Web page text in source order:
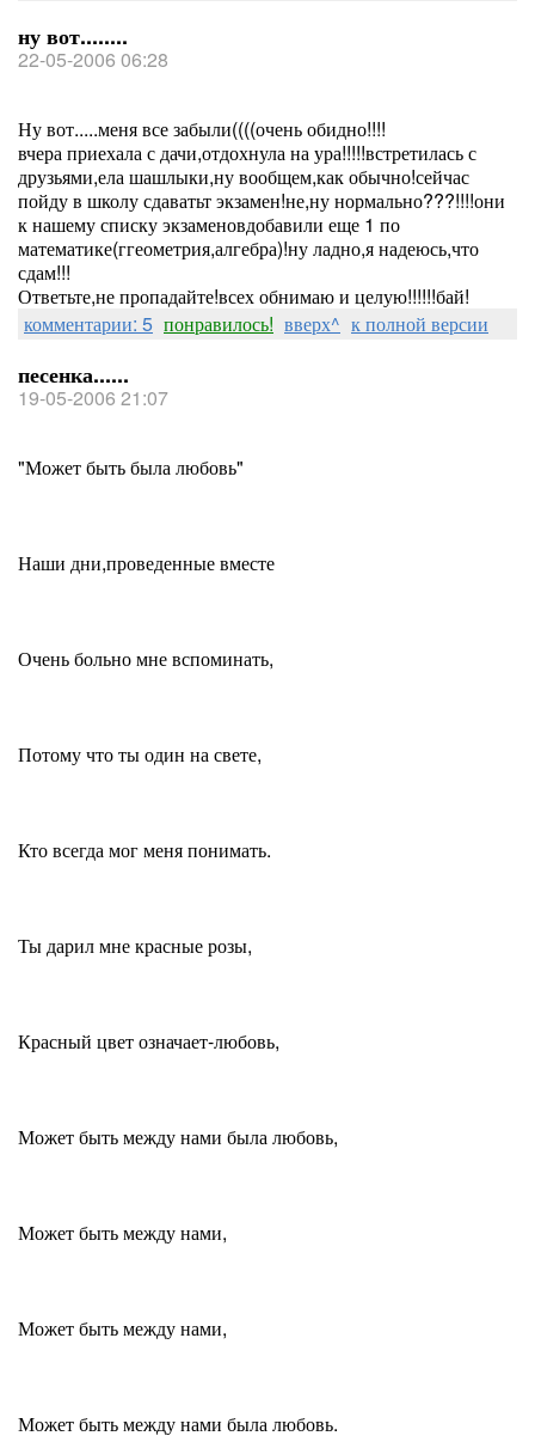
ну вот........
22-05-2006 06:28
Ну вот.....меня все забыли((((очень обидно!!!!
вчера приехала с дачи,отдохнула на ура!!!!!встретилась с
друзьями,ела шашлыки,ну вообщем,как обычно!сейчас
пойду в школу сдаватьт экзамен!не,ну нормально???!!!!они
к нашему списку экзаменовдобавили еще 1 по
математике(ггеометрия,алгебра)!ну ладно,я надеюсь,что
сдам!!!
Ответьте,не пропадайте!всех обнимаю и целую!!!!!!бай!
комментарии: 5 понравилось! вверх^ к полной версии
песенка......
19-05-2006 21:07
"Может быть была любовь"
Наши дни,проведенные вместе
Очень больно мне вспоминать,
Потому что ты один на свете,
Кто всегда мог меня понимать.
Ты дарил мне красные розы,
Красный цвет означает-любовь,
Может быть между нами была любовь,
Может быть между нами,
Может быть между нами,
Может быть между нами была любовь.